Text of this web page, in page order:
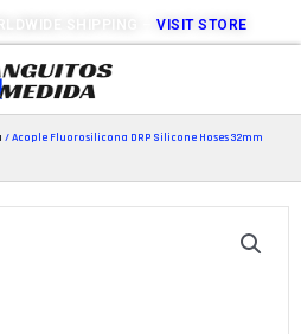
SHIPPING –VISIT STORE
/ Acople Fluorosilicona DRP Silicone Hoses 32mm